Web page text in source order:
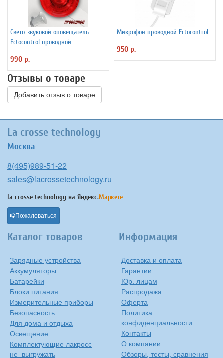
Свето-звуковой оповещатель
Ectocontrol проводной
990 р.
Микрофон проводной Ectocontrol
950 р.
Отзывы о товаре
Добавить отзыв о товаре
La crosse technology
Москва
8(495)989-51-22
sales@lacrossetechnology.ru
la crosse technology на Яндекс.Маркете
Пожаловаться
Каталог товаров
Зарядные устройства
Аккумуляторы
Батарейки
Блоки питания
Измерительные приборы
Безопасность
Для дома и отдыха
Освещение
Комплектующие лакросс
не_выгружать
Информация
Доставка и оплата
Гарантии
Юр. лицам
Распродажа
Оферта
Политика
конфиденциальности
Контакты
О компании
Обзоры, тесты, сравнения